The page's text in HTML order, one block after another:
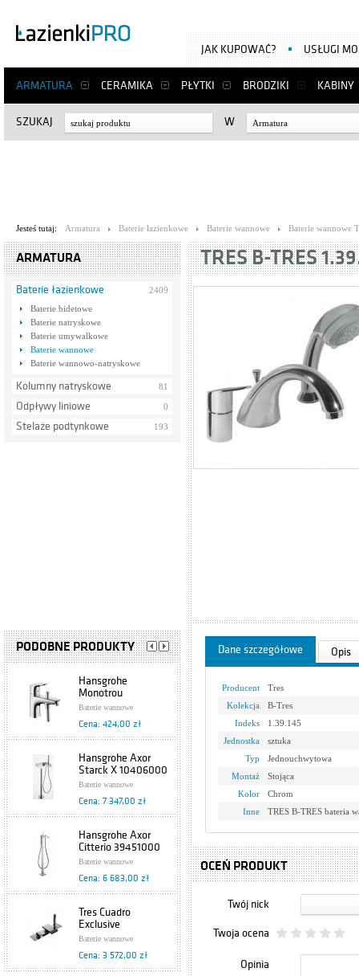
ARMATURA CERAMIKA PŁYTKI BRODZIKI KABINY
JAK KUPOWAĆ? USŁUGI
SZUKAJ W Armatura
Jesteś tutaj: Armatura Baterie łazienkowe Baterie wannowe Baterie wannowe
ARMATURA
Baterie łazienkowe
2409
Baterie bidetowe
Baterie natryskowe
Baterie umywalkowe
Baterie wannowe
Baterie wannowo-natryskowe
Kolumny natryskowe 81
Odpływy liniowe 0
Stelaże podtynkowe 193
PODOBNE PRODUKTY
Hansgrohe
Monotrou
31931000
Baterie wannowe
Cena: 424,00 zł
Hansgrohe Axor
Starck X 10406000
Baterie wannowe
Cena: 7 347,00 zł
Hansgrohe Axor
Citterio 39451000
Baterie wannowe
Cena: 6 683,00 zł
Tres Cuadro
Exclusive
6.06.161.02
Baterie wannowe
Cena: 3 572,00 zł
TRES B-TRES
Dane szczegółowe Opis
Producent
Tres
Kolekcja
B-Tres
Indeks
1.39.145
Jednostka
sztuka
Typ
Jednouchwytowa
Montaż
Stojąca
Kolor
Chrom
Inne
TRES B-TRES bateria
OCEŃ PRODUKT
Twój nick
Twoja ocena
Opinia